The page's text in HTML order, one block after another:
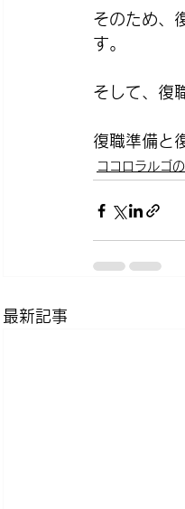
そのため、
す。
そして、復
復職準備と
ココロラルゴ
最新記事